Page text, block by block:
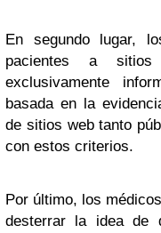
En segundo lugar,
pacientes a
exclusivamente
basada en la
de sitios web tanto
con estos criterios.
Por último, los
desterrar la idea de